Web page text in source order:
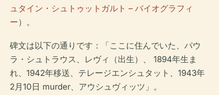
ュタイン・シュトゥットガルト – バイオグラフィ
ー）。
碑文は以下の通りです：「ここに住んでいた、パウ
ラ・シュトラウス、レヴィ（出生）、 1894年生ま
れ、1942年移送、テレージエンシュタット、1943年
2月10日 murder、アウシュヴィッツ」。